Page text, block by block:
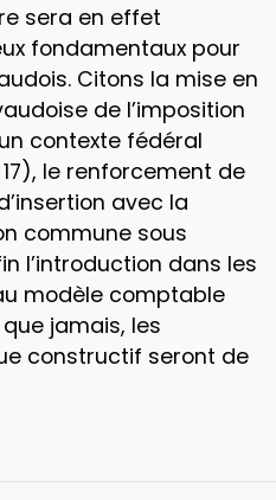
sera en effet
fondamentaux pour
Citons la mise en
de l’imposition
contexte fédéral
le renforcement de
avec la
commune sous
l’introduction dans les
modèle comptable
que jamais, les
constructif seront de